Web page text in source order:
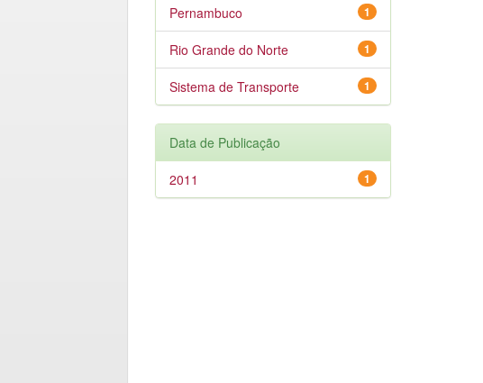
1
Pernambuco
1
Rio Grande do Norte
1
Sistema de Transporte
Data de Publicação
1
2011